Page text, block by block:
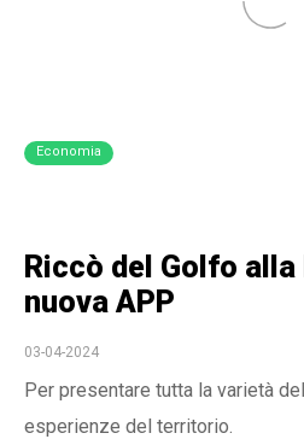
Economia
Riccò del Golfo alla
nuova APP
03-04-2024
Per presentare tutta la varietà
esperienze del territorio.